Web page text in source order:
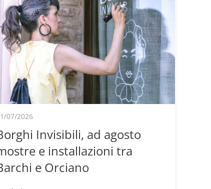
07/2026
Invisibili, ad agosto
e installazioni tra
e Orciano